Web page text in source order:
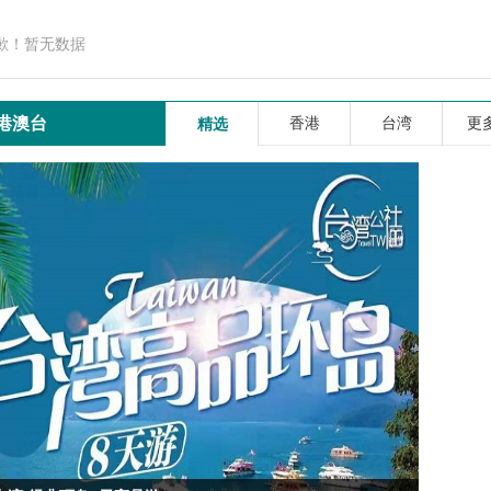
！暂无数据
澳台 精选 香港 台湾 更